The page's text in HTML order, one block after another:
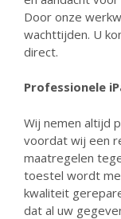
Door onze
wachttijden. U
direct.
Professionele
Wij nemen altijd
voordat wij een
maatregelen
toestel wordt
kwaliteit
dat al uw